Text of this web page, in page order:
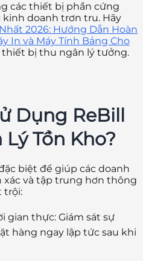
các thiết bị phần cứng
doanh trơn tru. Hãy
2026: Hướng Dẫn Hoàn
In và Máy Tính Bảng Cho
thiết bị thu ngân lý tưởng.
Dụng ReBill
Tồn Kho?
biệt để giúp các doanh
và tập trung hơn thông
trội:
gian thực: Giám sát sự
hàng ngay lập tức sau khi